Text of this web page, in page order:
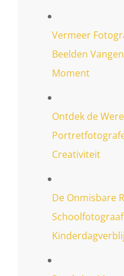
Vermeer
Beelden
Moment
Ontdek de
Creativiteit
De Onmisbare